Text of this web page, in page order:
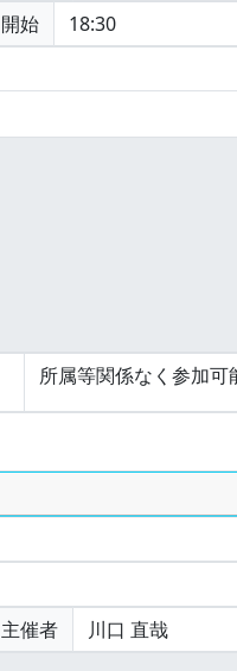
開始
18:30
所属等関係なく参加可
主催者 川口 直哉